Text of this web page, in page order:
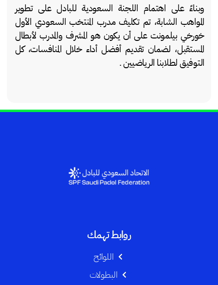
‎وبناءً على اهتمام اللجنة السعودية للبادل على تطوير
المواهب الشابة، تم تكليف مدرب المنتخب السعودي الأول
خورخي بيلمونت على أن يكون هو المشرف والمدرب لأبطال
المستقبل، لضمان تقديم أفضل أداء خلال المنافسات، كل
التوفيق لطلابنا الرياضيين .
روابط تهمك
اللوائح
البطولات